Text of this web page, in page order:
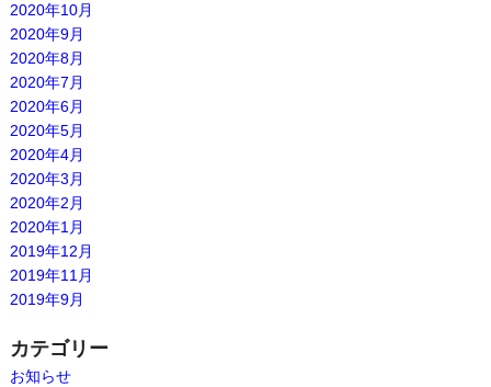
2020年10月
2020年9月
2020年8月
2020年7月
2020年6月
2020年5月
2020年4月
2020年3月
2020年2月
2020年1月
2019年12月
2019年11月
2019年9月
カテゴリー
お知らせ